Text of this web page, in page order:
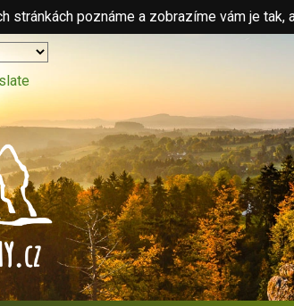
stránkách poznáme a zobrazíme vám je